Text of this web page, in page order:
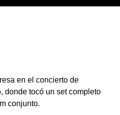
en el concierto de
donde tocó un set completo
conjunto.